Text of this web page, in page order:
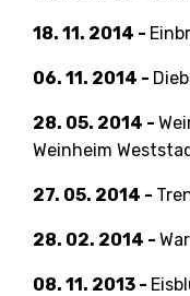
18. 11. 2014 -
06. 11. 2014 -
28. 05. 2014 -
Weinheim
27. 05. 2014 -
28. 02. 2014 -
08. 11. 2013 -